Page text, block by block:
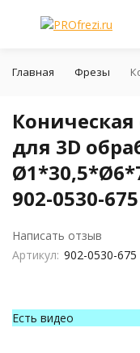
Главная Фрезы
для 3D
902-0530-675
Написать отзыв
Артикул: 902-0530-675
Есть видео